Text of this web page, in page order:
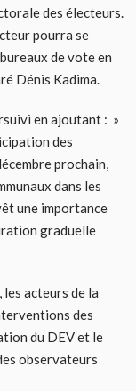
des électeurs.
pourra se
de vote en
Dénis Kadima.
en ajoutant : »
des
prochain,
dans les
une importance
graduelle
acteurs de la
des
du DEV et le
observateurs